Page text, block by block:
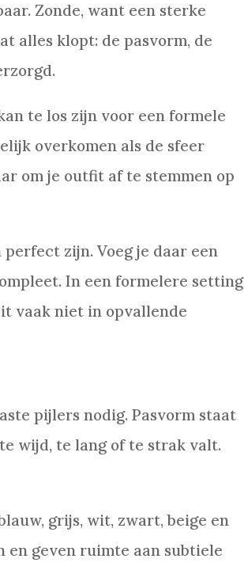
Zonde, want een sterke
alles klopt: de pasvorm, de
te los zijn voor een formele
overkomen als de sfeer
om je outfit af te stemmen op
zijn. Voeg je daar een
In een formelere setting
vaak niet in opvallende
pijlers nodig. Pasvorm staat
wijd, te lang of te strak valt.
grijs, wit, zwart, beige en
en geven ruimte aan subtiele